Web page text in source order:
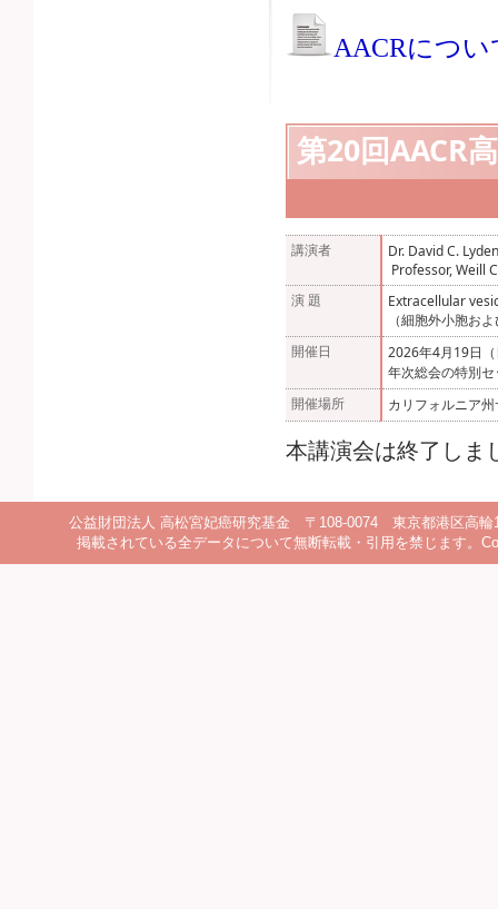
AACRについ
第20回AACR
講演者
Dr. David C. Lyden
Professor, Weill
演 題
Extracellular
（細胞外小胞お
開催日
2026年4月19日
年次総会の特別
開催場所
カリフォルニア
本講演会は終了しま
公益財団法人 高松宮妃癌研究基金 〒108-0074 東京都港区高
掲載されている全データについて無断転載・引用を禁じます。